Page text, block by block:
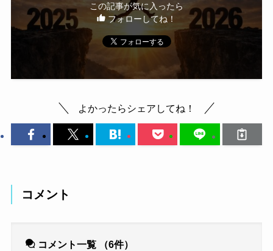
この記事が気に入ったら
フォローしてね！
よかったらシェアしてね！
コメント
コメント一覧 （6件）